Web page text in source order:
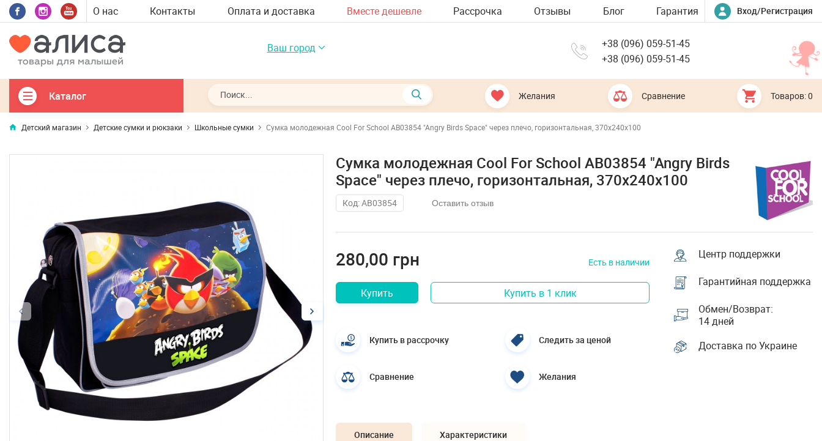
О нас Контакты Оплата и доставка Вместе дешевле Рассрочка Отзывы Блог Гарантия Вход/Регистрация
Ваш город
+38 (096) 059-51-45
+38 (096) 059-51-45
Каталог Желания Сравнение Товаров: 0
Детский магазин Детские сумки и рюкзаки Школьные сумки Сумка молодежная Cool For School AB03854 "Angry Birds Space" через плечо, горизонтальная, 370х240х100
Сумка молодежная Cool For School AB03854 "Angry Birds
Space" через плечо, горизонтальная, 370х240х100
Код: AB03854 Оставить отзыв
280,00 грн Есть в наличии
Купить Купить в 1 клик
Купить в рассрочку Следить за ценой
Сравнение Желания
Центр поддержки
Гарантийная поддержка
Обмен/Возврат:
14 дней
Доставка по Украине
Описание Характеристики